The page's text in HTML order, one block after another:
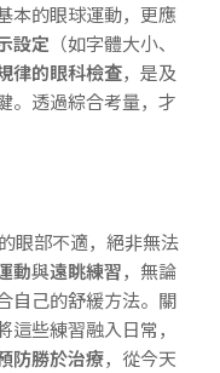
本的眼球運動，更應
設定 （如字體大小、
律的眼科檢查，是及
。透過綜合考量，才
眼部不適，絕非無法
動與遠眺練習，無論
自己的舒緩方法。關
這些練習融入日常，
防勝於治療，從今天